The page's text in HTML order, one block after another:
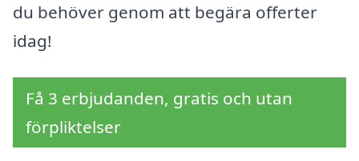
du behöver genom att begära offerter
idag!
Få 3 erbjudanden, gratis och utan
förpliktelser